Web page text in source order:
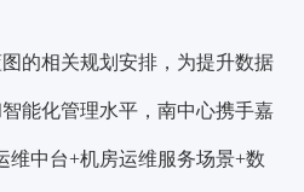
的相关规划安排，为提升数据
能化管理水平，南中心携手嘉
维中台+机房运维服务场景+数